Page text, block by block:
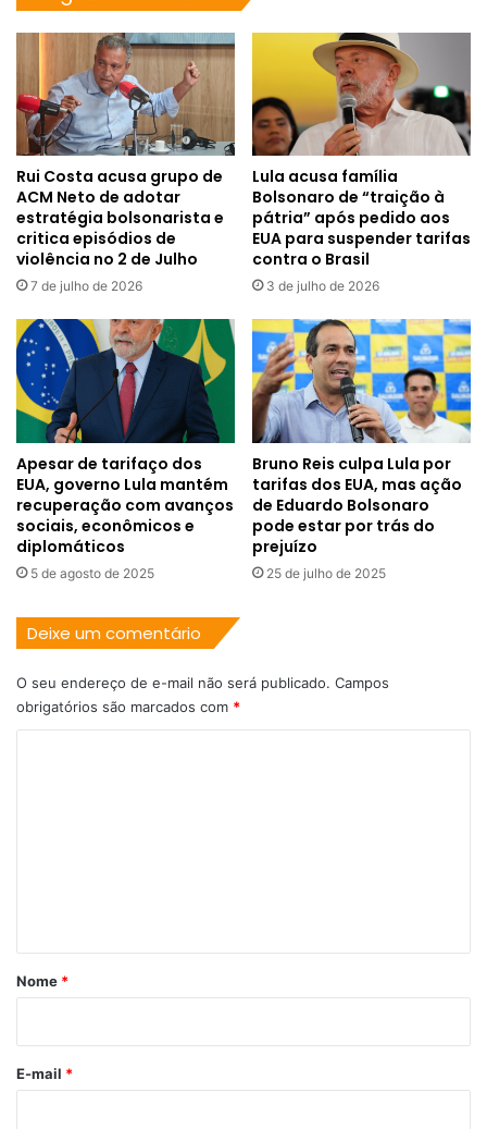
Rui Costa acusa grupo de
ACM Neto de adotar
estratégia bolsonarista e
critica episódios de
violência no 2 de Julho
7 de julho de 2026
Lula acusa família
Bolsonaro de “traição à
pátria” após pedido aos
EUA para suspender tarifas
contra o Brasil
3 de julho de 2026
Apesar de tarifaço dos
EUA, governo Lula mantém
recuperação com avanços
sociais, econômicos e
diplomáticos
5 de agosto de 2025
Bruno Reis culpa Lula por
tarifas dos EUA, mas ação
de Eduardo Bolsonaro
pode estar por trás do
prejuízo
25 de julho de 2025
Deixe um comentário
O seu endereço de e-mail não será publicado. Campos
obrigatórios são marcados com *
r
*
Nome *
E-mail *